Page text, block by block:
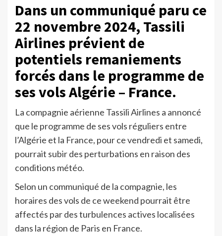
Dans un communiqué paru ce
22 novembre 2024, Tassili
Airlines prévient de
potentiels remaniements
forcés dans le programme de
ses vols Algérie – France.
La compagnie aérienne Tassili Airlines a annoncé
que le programme de ses vols réguliers entre
l’Algérie et la France, pour ce vendredi et samedi,
pourrait subir des perturbations en raison des
conditions météo.
Selon un communiqué de la compagnie, les
horaires des vols de ce weekend pourrait être
affectés par des turbulences actives localisées
dans la région de Paris en France.